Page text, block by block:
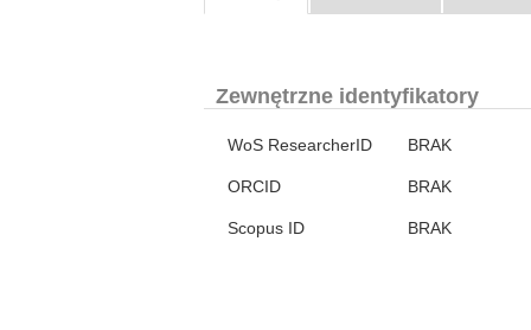
Zewnętrzne identyfikatory
WoS ResearcherID BRAK
ORCID BRAK
Scopus ID BRAK